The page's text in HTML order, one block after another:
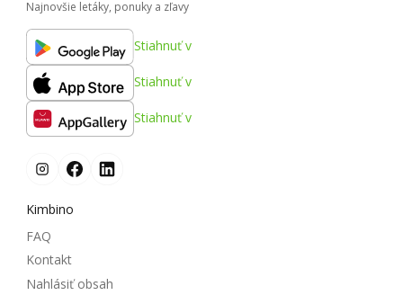
Najnovšie letáky, ponuky a zľavy
Stiahnuť v
Stiahnuť v
Stiahnuť v
Kimbino
FAQ
Kontakt
Nahlásiť obsah